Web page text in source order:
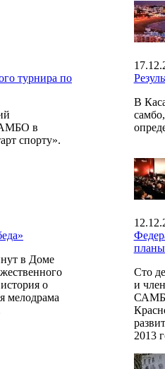
турнира по
в
спорту».
В
в Доме
о
мелодрама
Сто
и
2013